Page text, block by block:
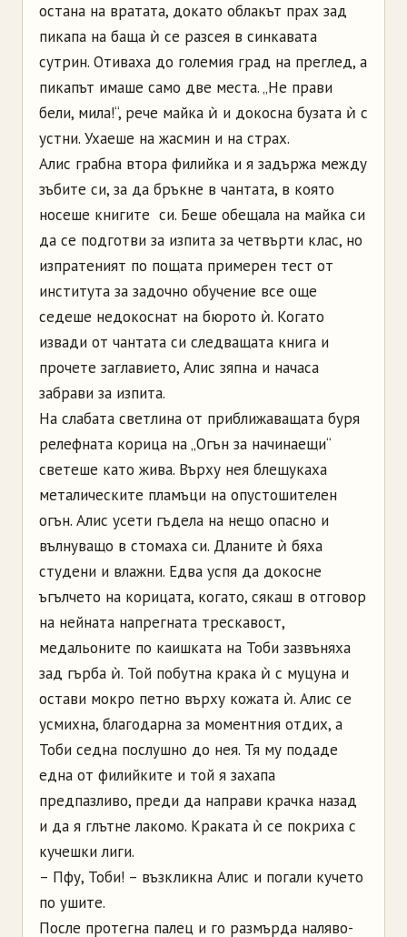
остана на вратата, докато облакът прах зад
пикапа на баща ѝ се разсея в синкавата
сутрин. Отиваха до големия град на преглед, а
пикапът имаше само две места. „Не прави
бели, мила!“, рече майка ѝ и докосна бузата ѝ с
устни. Ухаеше на жасмин и на страх.
Алис грабна втора филийка и я задържа между
зъбите си, за да бръкне в чантата, в която
носеше книгите си. Беше обещала на майка си
да се подготви за изпита за четвърти клас, но
изпратеният по пощата примерен тест от
института за задочно обучение все още
седеше недокоснат на бюрото ѝ. Когато
извади от чантата си следващата книга и
прочете заглавието, Алис зяпна и начаса
забрави за изпита.
На слабата светлина от приближаващата буря
релефната корица на „Огън за начинаещи“
светеше като жива. Върху нея блещукаха
металическите пламъци на опустошителен
огън. Алис усети гъдела на нещо опасно и
вълнуващо в стомаха си. Дланите ѝ бяха
студени и влажни. Едва успя да докосне
ъгълчето на корицата, когато, сякаш в отговор
на нейната напрегната трескавост,
медальоните по каишката на Тоби зазвъняха
зад гърба ѝ. Той побутна крака ѝ с муцуна и
остави мокро петно върху кожата ѝ. Алис се
усмихна, благодарна за моментния отдих, а
Тоби седна послушно до нея. Тя му подаде
една от филийките и той я захапа
предпазливо, преди да направи крачка назад
и да я глътне лакомо. Краката ѝ се покриха с
кучешки лиги.
– Пфу, Тоби! – възкликна Алис и погали кучето
по ушите.
После протегна палец и го размърда наляво-